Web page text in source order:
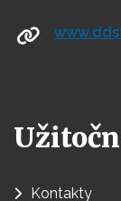
Kontakty